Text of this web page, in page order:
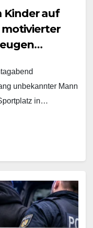
Kinder auf
motivierter
unbekannter Mann
in…